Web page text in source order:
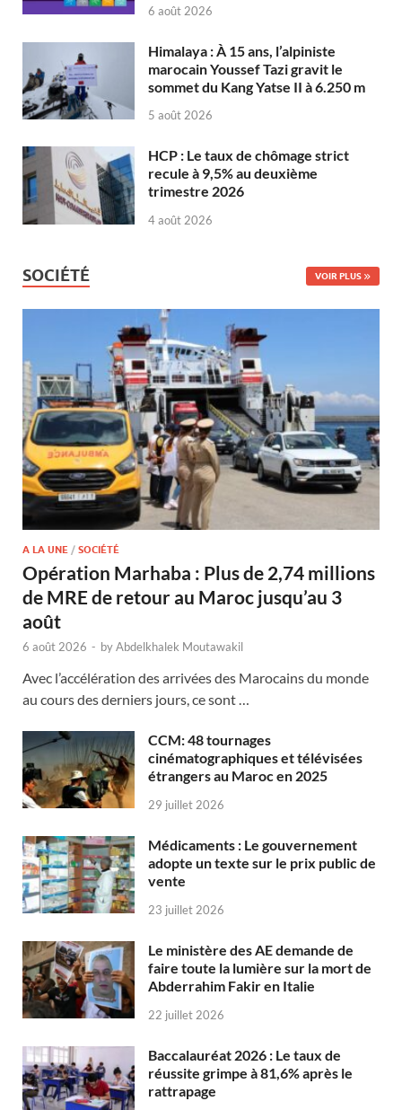
6 août 2026
Himalaya : À 15 ans, l’alpiniste
marocain Youssef Tazi gravit le
sommet du Kang Yatse II à 6.250 m
5 août 2026
HCP : Le taux de chômage strict
recule à 9,5% au deuxième
trimestre 2026
4 août 2026
SOCIÉTÉ VOIR PLUS
A LA UNE / SOCIÉTÉ
Opération Marhaba : Plus de 2,74 millions
de MRE de retour au Maroc jusqu’au 3
août
6 août 2026 - byAbdelkhalek Moutawakil
Avec l’accélération des arrivées des Marocains du monde
au cours des derniers jours, ce sont …
CCM: 48 tournages
cinématographiques et télévisées
étrangers au Maroc en 2025
29 juillet 2026
Médicaments : Le gouvernement
adopte un texte sur le prix public de
vente
23 juillet 2026
Le ministère des AE demande de
faire toute la lumière sur la mort de
Abderrahim Fakir en Italie
22 juillet 2026
Baccalauréat 2026 : Le taux de
réussite grimpe à 81,6% après le
rattrapage